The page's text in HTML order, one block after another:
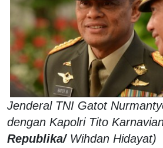
Jenderal TNI Gatot
dengan Kapolri Tito
Republika/ Wihdan Hidayat)